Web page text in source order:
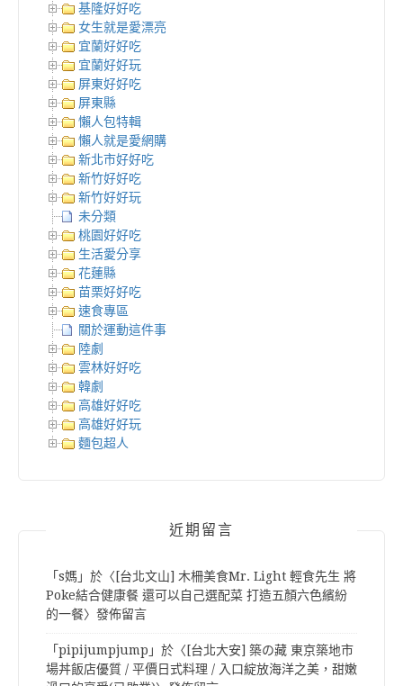
基隆好好吃
女生就是愛漂亮
宜蘭好好吃
宜蘭好好玩
屏東好好吃
屏東縣
懶人包特輯
懶人就是愛網購
新北市好好吃
新竹好好吃
新竹好好玩
未分類
桃園好好吃
生活愛分享
花蓮縣
苗栗好好吃
速食專區
關於運動這件事
陸劇
雲林好好吃
韓劇
高雄好好吃
高雄好好玩
麵包超人
近期留言
「s媽 」於〈 [台北文山] 木柵美食Mr. Light 輕食先生 將
Poke結合健康餐 還可以自己選配菜 打造五顏六色繽紛
的一餐〉發佈留言
「pipijumpjump 」於〈 [台北大安] 築の藏 東京築地市
場丼飯店優質 / 平價日式料理 / 入口綻放海洋之美，甜嫩